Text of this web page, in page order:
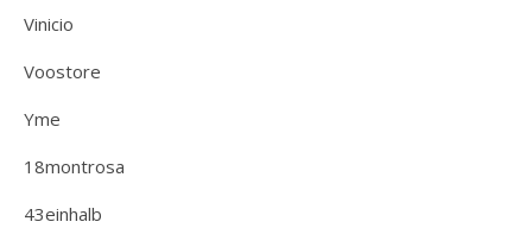
Vinicio
Voostore
Yme
18montrosa
43einhalb